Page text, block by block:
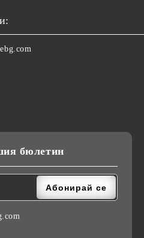
бюлетин